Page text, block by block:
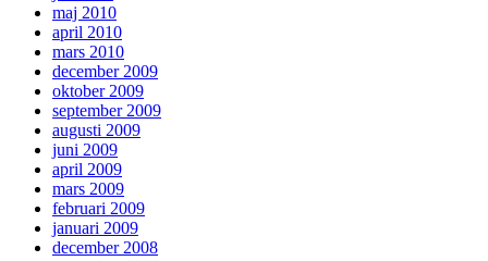
maj 2010
april 2010
mars 2010
december 2009
oktober 2009
september 2009
augusti 2009
juni 2009
april 2009
mars 2009
februari 2009
januari 2009
december 2008